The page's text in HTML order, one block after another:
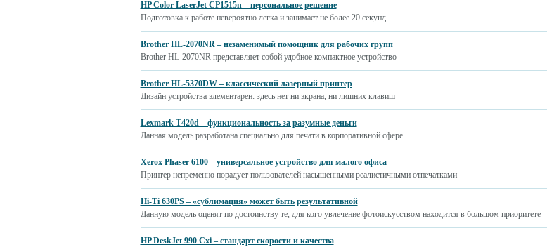
HP Color LaserJet CP1515n – персональное решение
Подготовка к работе невероятно легка и занимает не более 20 секунд
Brother HL-2070NR – незаменимый помощник для рабочих групп
Brother HL-2070NR представляет собой удобное компактное устройство
Brother HL-5370DW – классический лазерный принтер
Дизайн устройства элементарен: здесь нет ни экрана, ни лишних клавиш
Lexmark T420d – функциональность за разумные деньги
Данная модель разработана специально для печати в корпоративной сфере
Xerox Phaser 6100 – универсальное устройство для малого офиса
Принтер непременно порадует пользователей насыщенными реалистичными отпечатками
Hi-Ti 630PS – «сублимация» может быть результативной
Данную модель оценят по достоинству те, для кого увлечение фотоискусством находится в большом приоритете
HP DeskJet 990 Cxi – стандарт скорости и качества